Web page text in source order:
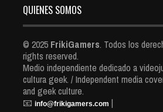
QUIENES SOMOS
© 2025 FrikiGamers. Todos los
rights reserved.
Medio independiente dedicado a
cultura geek. / Independent media
and geek culture.
📧 info@frikigamers.com |